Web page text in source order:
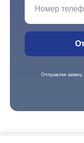
Отправляя